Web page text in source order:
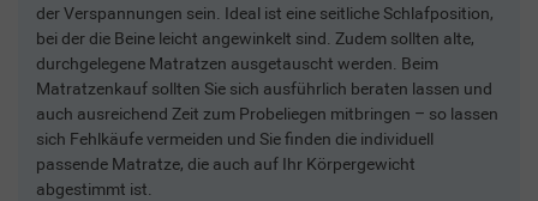
der Verspannungen sein. Ideal ist eine seitliche Schlafposition,
bei der die Beine leicht angewinkelt sind. Zudem sollten alte,
durchgelegene Matratzen ausgetauscht werden. Beim
Matratzenkauf sollten Sie sich ausführlich beraten lassen und
auch ausreichend Zeit zum Probeliegen mitbringen – so lassen
sich Fehlkäufe vermeiden und Sie finden die individuell
passende Matratze, die auch auf Ihr Körpergewicht
abgestimmt ist.